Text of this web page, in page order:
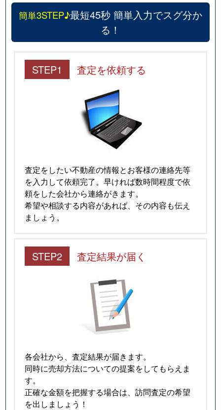
簡単3STEP♪最短45秒 簡単入力でスグ分か
る！
STEP1 査定を依頼する
査定をしたい不動産の情報とお客様の連絡先等
を入力して依頼完了。早ければ数時間程度で依
頼をした会社から連絡がきます。
希望や相談する内容があれば、その内容も伝え
ましょう。
STEP2 査定結果が届く
各会社から、査定結果が届きます。
同時に売却方法についての提案をしてもらえま
す。
正確な金額を把握する場合は、訪問査定の希望
を出しましょう！